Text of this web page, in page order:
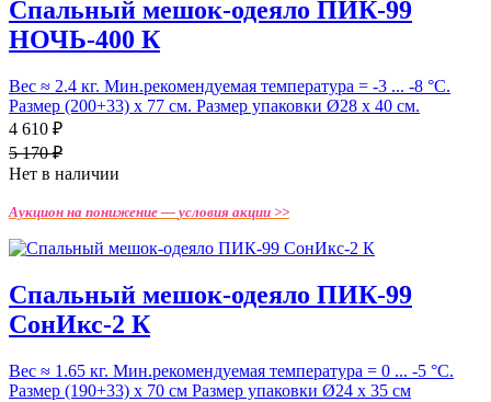
Спальный мешок-одеяло ПИК-99
НОЧЬ-400 К
Вес ≈ 2.4 кг. Мин.рекомендуемая температура = -3 ... -8 °С.
Размер (200+33) х 77 см. Размер упаковки Ø28 х 40 см.
4 610 ₽
5 170 ₽
Нет в наличии
Аукцион на понижение — условия акции >>
Спальный мешок-одеяло ПИК-99
СонИкс-2 К
Вес ≈ 1.65 кг. Мин.рекомендуемая температура = 0 ... -5 °С.
Размер (190+33) х 70 см Размер упаковки Ø24 х 35 см